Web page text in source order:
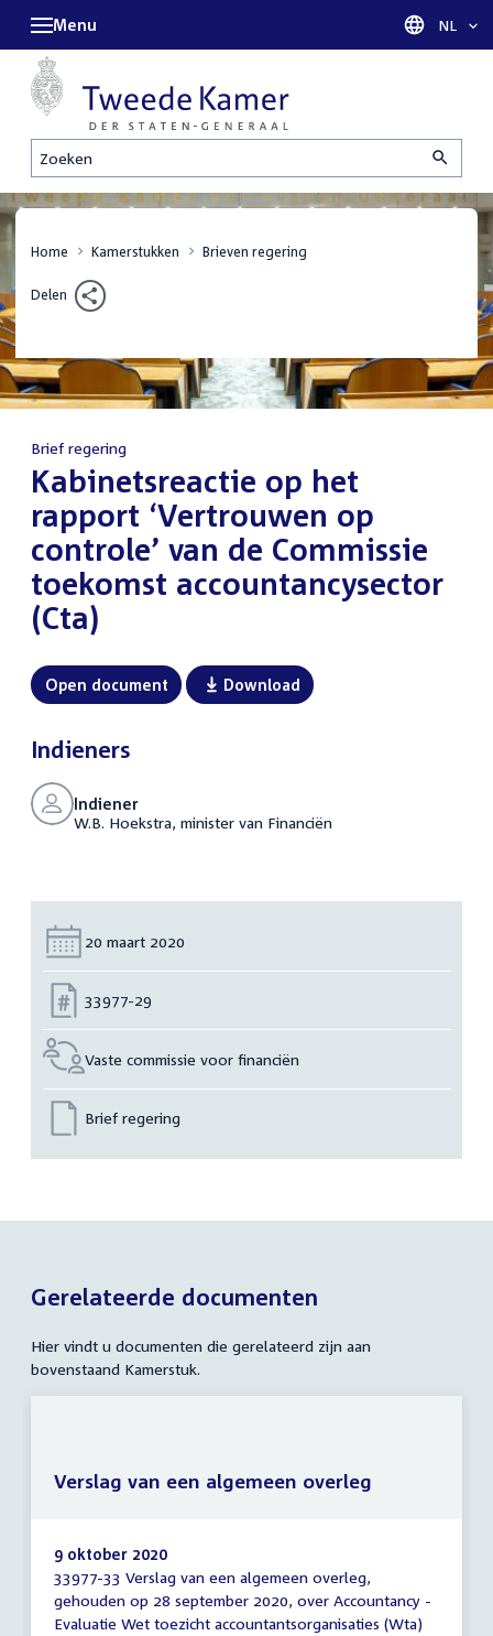
Zoeken
Menu Taal
NL
Home Kamerstukken Brieven regering
Delen
Brief regering
:Kabinetsreactie op het
rapport ‘Vertrouwen op
controle’ van de Commissie
toekomst accountancysector
(Cta)
Open document Download
Indieners
Indiener
W.B. Hoekstra, minister van Financiën
Datum:
20 maart 2020
Nummer:
33977-29
Vaste commissie voor financiën
Brief regering
Gerelateerde documenten
Hier vindt u documenten die gerelateerd zijn aan
bovenstaand Kamerstuk.
Verslag
van
een
9 oktober 2020
33977-33 Verslag van een algemeen overleg,
gehouden op 28 september 2020, over Accountancy -
Evaluatie Wet toezicht accountantsorganisaties (Wta)
Verslag van een algemeen overleg